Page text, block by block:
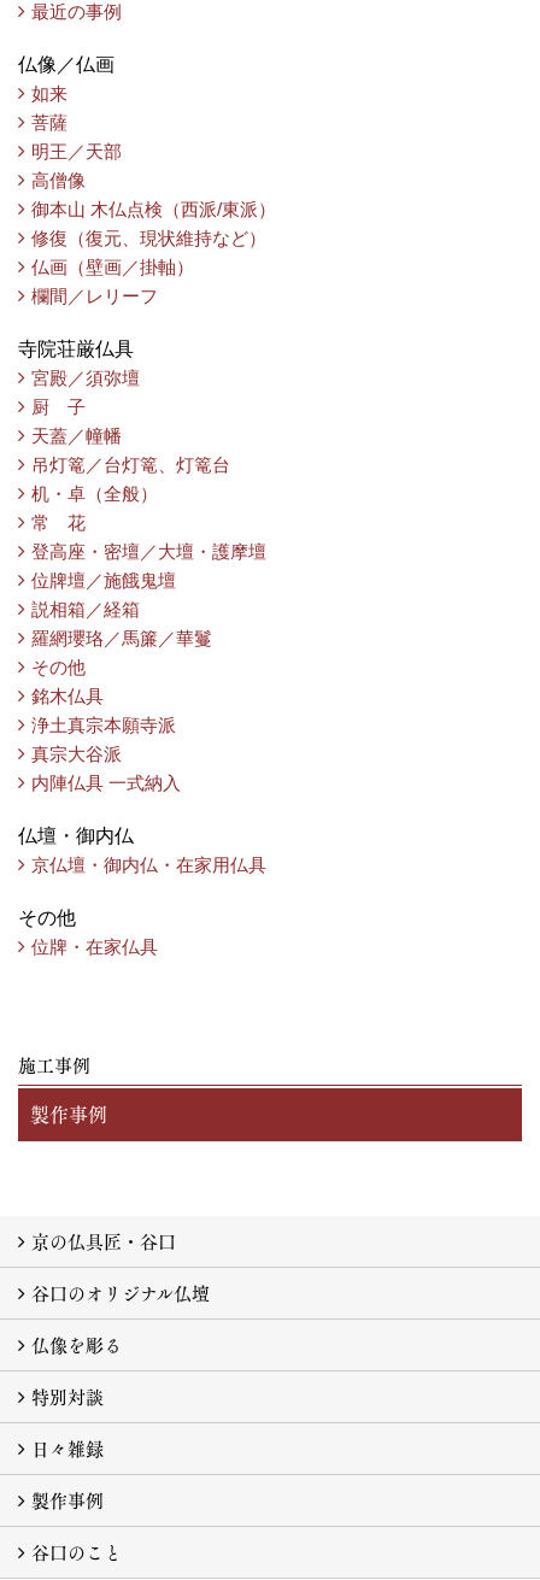
最近の事例
仏像／仏画
如来
菩薩
明王／天部
高僧像
御本山 木仏点検（西派/東派）
修復（復元、現状維持など）
仏画（壁画／掛軸）
欄間／レリーフ
寺院荘厳仏具
宮殿／須弥壇
厨 子
天蓋／幢幡
吊灯篭／台灯篭、灯篭台
机・卓（全般）
常 花
登高座・密壇／大壇・護摩壇
位牌壇／施餓鬼壇
説相箱／経箱
羅網瓔珞／馬簾／華鬘
その他
銘木仏具
浄土真宗本願寺派
真宗大谷派
内陣仏具 一式納入
仏壇・御内仏
京仏壇・御内仏・在家用仏具
その他
位牌・在家仏具
施工事例
製作事例
京の仏具匠・谷口
京仏具とは
技の結晶
仏壇が完成に至るまで
生きている仏像
仏様の住まい
受け継がれるもの
谷口のオリジナル仏壇
仏像を彫る
仏像を彫る
特別対談
特別対談 蓮香寺 樋口誠順師 ×鶴島義和
日々雑録
日々雑録
製作事例
製作事例
谷口のこと